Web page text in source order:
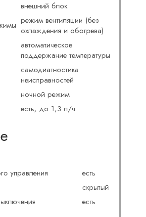
внешний блок
режим вентиляции (без
охлаждения и обогрева)
автоматическое
поддержание температуры
самодиагностика
неисправностей
ночной режим
есть, до 1,3 л/ч
управления
есть
скрытый
есть